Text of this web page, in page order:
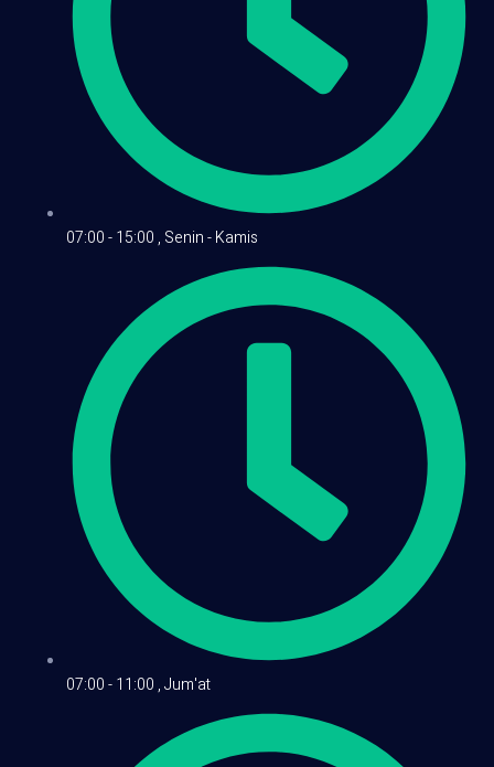
07:00 - 15:00 , Senin - Kamis
07:00 - 11:00 , Jum'at